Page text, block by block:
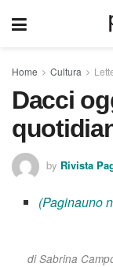
Home Cultura
Dacci
by Rivista
(Paginauno
di Sabrina